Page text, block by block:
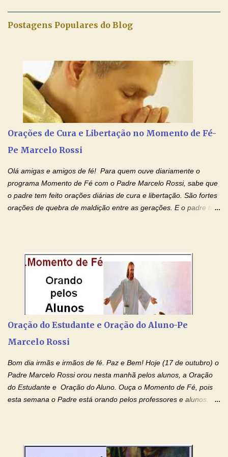
iluminada semana no Amor Ágape de Jesus e no Amor Materno
de Nossa Senhora. Adriana dos Anjos-Devoção e Fé Mensagem
aos nossos pais. Hoje nossas orações serão focadas nos pais
que não se encontram bem de saúde, OS PAIS ENFERMOS!
Amados, durante toda esta semana vamos orar pelos nossos
pais. Vamos dedicar um dia para os pais mais idosos, pais que
estão doentes, pais que estão longe dos filhos, pais que já são
falecidos, pais que tem problemas com vícios, enfim, vamos orar
Postagens Populares do Blog
Orações de Cura e Libertação no Momento de Fé-
Pe Marcelo Rossi
Olá amigas e amigos de fé! Para quem ouve diariamente o
programa Momento de Fé com o Padre Marcelo Rossi, sabe que
o padre tem feito orações diárias de cura e libertação. São fortes
orações de quebra de maldição entre as gerações. E o padre tem
por estas valiosas orações. Tenham um lindo fim de semana na
paz de Jesus Cristo e no amor de Maria Santíssima. Adriana-
Devoção e Fé Clique para acessar: Facebook Padre Marcelo
Rossi Site Padre Marcelo Rossi (para ouvir o Momento de Fé)
Tocai, Cura! E Restaura! "Jesus, no poder de Seu Nome, peço
gerações, através de todas as raízes da minha árvore
genealógica. Que o Sangue de Jesus, purificador e vivificante,
Oração do Estudante e Oração do Aluno-Pe
Marcelo Rossi
Bom dia irmãs e irmãos de fé. Paz e Bem! Hoje (17 de outubro) o
Padre Marcelo Rossi orou nesta manhã pelos alunos, a Oração
do Estudante e Oração do Aluno. Ouça o Momento de Fé, pois
esta semana o Padre está orando pelos professores e alunos.
intelectualmente e espiritualmente para o dia da prova. Confie no